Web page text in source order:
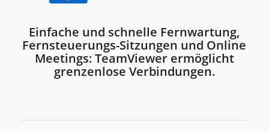
Einfache und schnelle Fernwartung,
Fernsteuerungs-Sitzungen und Online
Meetings: TeamViewer ermöglicht
grenzenlose Verbindungen.